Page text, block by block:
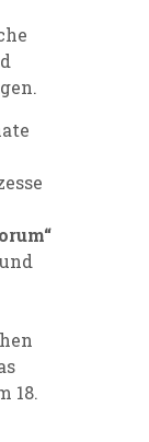
18.